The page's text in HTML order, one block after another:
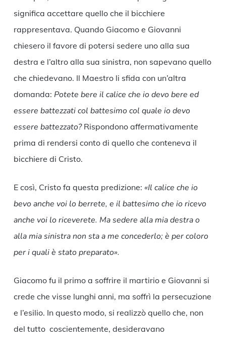
significa accettare quello che il bicchiere
rappresentava. Quando Giacomo e Giovanni
chiesero il favore di potersi sedere uno alla sua
destra e l’altro alla sua sinistra, non sapevano quello
che chiedevano. Il Maestro li sfida con un’altra
domanda: Potete bere il calice che io devo bere ed
essere battezzati col battesimo col quale io devo
essere battezzato? Rispondono affermativamente
prima di rendersi conto di quello che conteneva il
bicchiere di Cristo.
E così, Cristo fa questa predizione: «Il calice che io
bevo anche voi lo berrete, e il battesimo che io ricevo
anche voi lo riceverete. Ma sedere alla mia destra o
alla mia sinistra non sta a me concederlo; è per coloro
per i quali è stato preparato».
Giacomo fu il primo a soffrire il martirio e Giovanni si
crede che visse lunghi anni, ma soffrì la persecuzione
e l’esilio. In questo modo, si realizzò quello che, non
del tutto coscientemente, desideravano